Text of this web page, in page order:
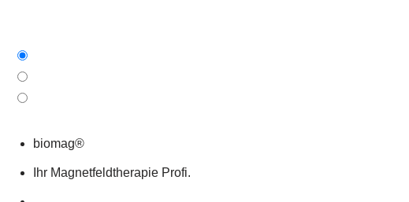
biomag®
Ihr Magnetfeldtherapie Profi.